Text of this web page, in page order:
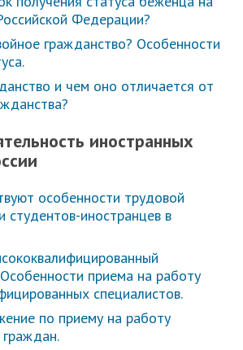
Федерации?
гражданство? Особенности
и чем оно отличается от
иностранных
особенности трудовой
студентов-иностранцев в
приема на работу
специалистов.
по приему на работу